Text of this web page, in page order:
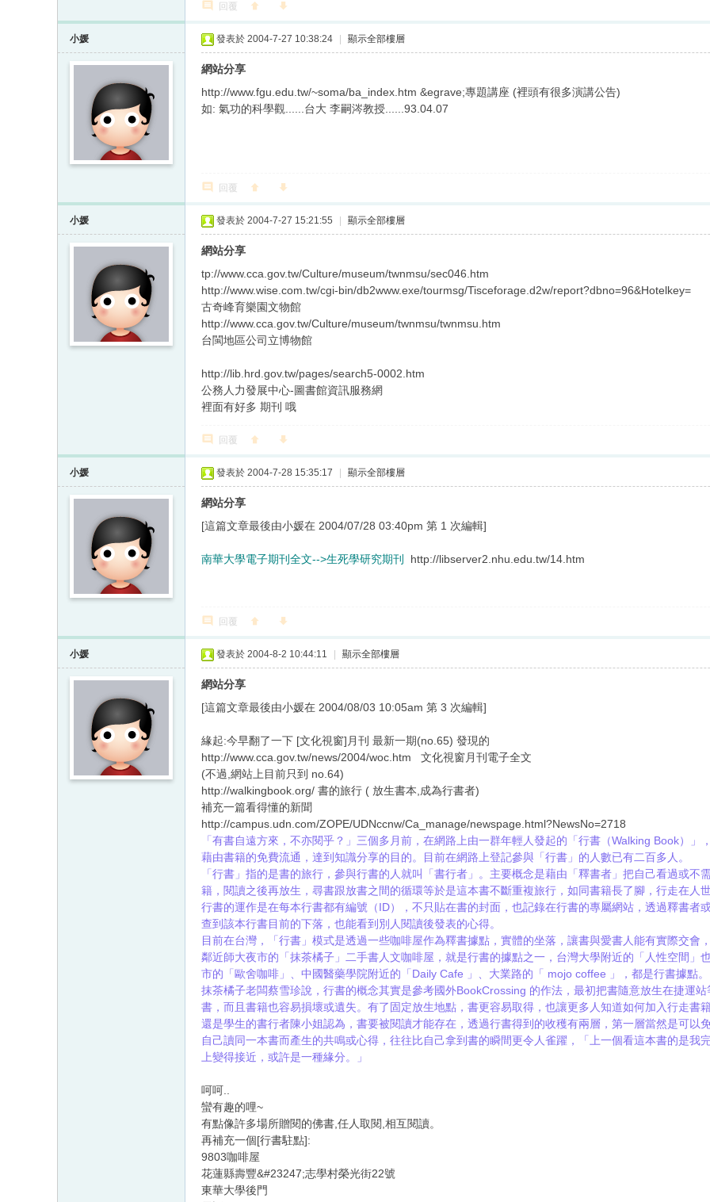
回覆
小媛 發表於 2004-7-27 10:38:24 顯示全部樓層
網站分享
http://www.fgu.edu.tw/~soma/ba_index.htm &egrave;專題講座 (裡頭有很多演講公告)
如: 氣功的科學觀......台大 李嗣涔教授......93.04.07
回覆
小媛 發表於 2004-7-27 15:21:55 顯示全部樓層
網站分享
tp://www.cca.gov.tw/Culture/museum/twnmsu/sec046.htm
http://www.wise.com.tw/cgi-bin/db2www.exe/tourmsg/Tisceforage.d2w/report?dbno=96&Hotelkey=
古奇峰育樂園文物館
http://www.cca.gov.tw/Culture/museum/twnmsu/twnmsu.htm
台閩地區公司立博物館
http://lib.hrd.gov.tw/pages/search5-0002.htm
公務人力發展中心-圖書館資訊服務網
裡面有好多 期刊 哦
回覆
小媛 發表於 2004-7-28 15:35:17 顯示全部樓層
網站分享
[這篇文章最後由小媛在 2004/07/28 03:40pm 第 1 次編輯]
南華大學電子期刊全文-->生死學研究期刊 http://libserver2.nhu.edu.tw/14.htm
回覆
小媛 發表於 2004-8-2 10:44:11 顯示全部樓層
網站分享
[這篇文章最後由小媛在 2004/08/03 10:05am 第 3 次編輯]
緣起:今早翻了一下 [文化視窗]月刊 最新一期(no.65) 發現的
http://www.cca.gov.tw/news/2004/woc.htm 文化視窗月刊電子全文
(不過,網站上目前只到 no.64)
http://walkingbook.org/ 書的旅行 ( 放生書本,成為行書者)
補充一篇看得懂的新聞
http://campus.udn.com/ZOPE/UDNccnw/Ca_manage/newspage.html?NewsNo=2718
「有書自遠方來，不亦閱乎？」三個多月前，在網路上由一群年輕人發起的「行書（Walking Book）
藉由書籍的免費流通，達到知識分享的目的。目前在網路上登記參與「行書」的人數已有二百多人。
「行書」指的是書的旅行，參與行書的人就叫「書行者」。主要概念是藉由「釋書者」把自己看過或
籍，閱讀之後再放生，尋書跟放書之間的循環等於是這本書不斷重複旅行，如同書籍長了腳，行走在人
行書的運作是在每本行書都有編號（ID），不只貼在書的封面，也記錄在行書的專屬網站，透過釋書者
查到該本行書目前的下落，也能看到別人閱讀後發表的心得。
目前在台灣，「行書」模式是透過一些咖啡屋作為釋書據點，實體的坐落，讓書與愛書人能有實際交會
鄰近師大夜市的「抹茶橘子」二手書人文咖啡屋，就是行書的據點之一，台灣大學附近的「人性空間」
市的「歐舍咖啡」、中國醫藥學院附近的「Daily Cafe 」、大業路的「 mojo coffee 」，都是行書據點。
抹茶橘子老闆蔡雪珍說，行書的概念其實是參考國外BookCrossing 的作法，最初把書隨意放生在捷運
書，而且書籍也容易損壞或遺失。有了固定放生地點，書更容易取得，也讓更多人知道如何加入行走書
還是學生的書行者陳小姐認為，書要被閱讀才能存在，透過行書得到的收穫有兩層，第一層當然是可以
自己讀同一本書而產生的共鳴或心得，往往比自己拿到書的瞬間更令人雀躍，「上一個看這本書的是
上變得接近，或許是一種緣分。」
呵呵..
蠻有趣的哩~
有點像許多場所贈閱的佛書,任人取閱,相互閱讀。
再補充一個[行書駐點]:
9803咖啡屋
花蓮縣壽豐&#23247;志學村榮光街22號
東華大學後門